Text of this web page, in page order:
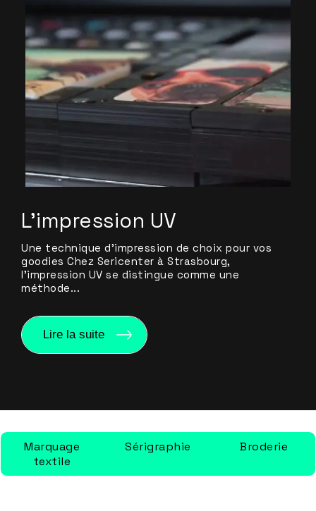
L’impression UV
Une technique d’impression de choix pour vos
goodies Chez Sericenter à Strasbourg,
l’impression UV se distingue comme une
méthode...
Lire la suite
Marquage
textile
Sérigraphie Broderie